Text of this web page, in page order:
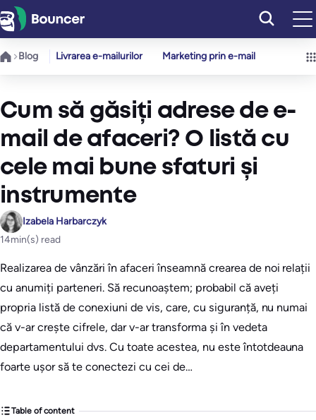
Sari
la
conținut
Blog Livrarea e-mailurilor Marketing prin e-mail
Cum să găsiți adrese de e-
mail de afaceri? O listă cu
cele mai bune sfaturi și
instrumente
Izabela Harbarczyk
14min(s) read
Realizarea de vânzări în afaceri înseamnă crearea de noi relații
cu anumiți parteneri. Să recunoaștem; probabil că aveți
propria listă de conexiuni de vis, care, cu siguranță, nu numai
că v-ar crește cifrele, dar v-ar transforma și în vedeta
departamentului dvs. Cu toate acestea, nu este întotdeauna
foarte ușor să te conectezi cu cei de…
Table of content